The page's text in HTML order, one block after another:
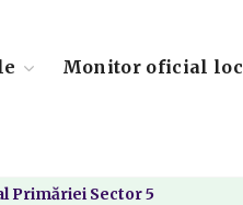
Monitor oficial
Primăriei Sector 5